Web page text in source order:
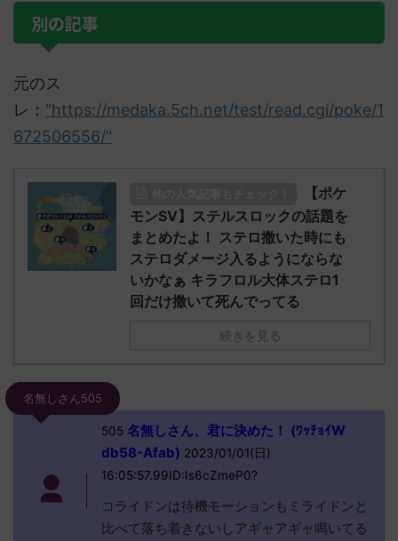
別の記事
元のス
レ： "https://medaka.5ch.net/test/read.cgi/poke/1
672506556/"
【ポケ
モンSV】ステルスロックの話題を
まとめたよ！ ステロ撒いた時にも
ステロダメージ入るようにならな
いかなぁ キラフロル大体ステロ1
回だけ撒いて死んでってる
続きを見る
名無しさん505
505名無しさん、君に決めた！ (ﾜｯﾁｮｲW
db58-Afab) 2023/01/01(日)
16:05:57.99ID:Is6cZmeP0?
コライドンは待機モーションもミライドンと
比べて落ち着きないしアギャアギャ鳴いてる